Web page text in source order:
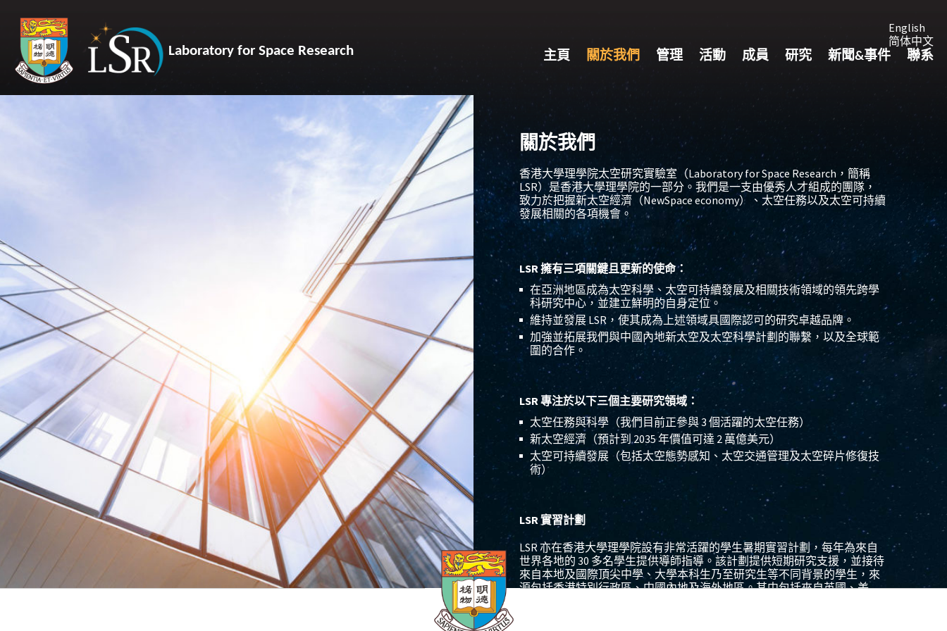
Laboratory for Space Research
English
简体中文
主頁 關於我們 管理 活動 成員 研究 新聞&事件 聯系
關於我們
香港大學理學院太空研究實驗室（Laboratory for Space Research，簡稱
LSR）是香港大學理學院的一部分。我們是一支由優秀人才組成的團隊，
致力於把握新太空經濟（NewSpace economy）、太空任務以及太空可持續
發展相關的各項機會。
LSR擁有三項關鍵且更新的使命：
在亞洲地區成為太空科學、太空可持續發展及相關技術領域的領先跨學
科研究中心，並建立鮮明的自身定位。
維持並發展 LSR，使其成為上述領域具國際認可的研究卓越品牌。
加強並拓展我們與中國內地新太空及太空科學計劃的聯繫，以及全球範
圍的合作。
LSR專注於以下三個主要研究領域：
太空任務與科學（我們目前正參與 3 個活躍的太空任務）
新太空經濟（預計到 2035 年價值可達 2 萬億美元）
太空可持續發展（包括太空態勢感知、太空交通管理及太空碎片修復技
術）
LSR實習計劃
LSR 亦在香港大學理學院設有非常活躍的學生暑期實習計劃，每年為來自
世界各地的 30 多名學生提供導師指導。該計劃提供短期研究支援，並接待
來自本地及國際頂尖中學、大學本科生乃至研究生等不同背景的學生，來
源包括香港特別行政區、中國內地及海外地區。其中包括來自英國、美